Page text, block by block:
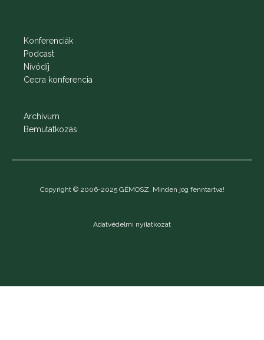
Konferenciák
Podcast
Nívódíj
Cecra konferencia
Archívum
Bemutatkozás
Copyright © 2006-2025 GÉMOSZ. Minden jog fenntartva!
Adatvédelmi nyilatkozat